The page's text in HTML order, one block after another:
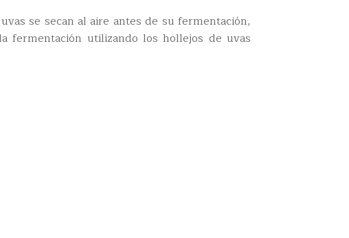
se secan al aire antes de su fermentación,
fermentación utilizando los hollejos de uvas